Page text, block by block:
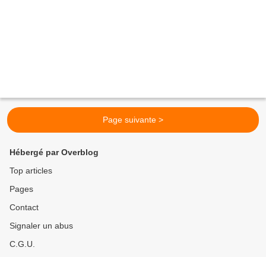
Page suivante >
Hébergé par Overblog
Top articles
Pages
Contact
Signaler un abus
C.G.U.